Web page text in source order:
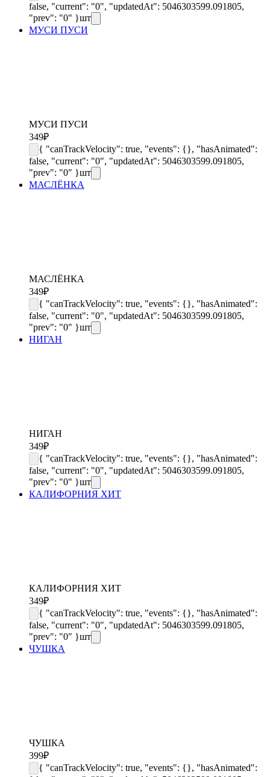
false, "current": "0", "updatedAt": 5046303599.091805,
"prev": "0" }шт
МУСИ ПУСИ
МУСИ ПУСИ
349₽
{ "canTrackVelocity": true, "events": {}, "hasAnimated":
false, "current": "0", "updatedAt": 5046303599.091805,
"prev": "0" }шт
МАСЛЁНКА
МАСЛЁНКА
349₽
{ "canTrackVelocity": true, "events": {}, "hasAnimated":
false, "current": "0", "updatedAt": 5046303599.091805,
"prev": "0" }шт
НИГАН
НИГАН
349₽
{ "canTrackVelocity": true, "events": {}, "hasAnimated":
false, "current": "0", "updatedAt": 5046303599.091805,
"prev": "0" }шт
КАЛИФОРНИЯ ХИТ
КАЛИФОРНИЯ ХИТ
349₽
{ "canTrackVelocity": true, "events": {}, "hasAnimated":
false, "current": "0", "updatedAt": 5046303599.091805,
"prev": "0" }шт
ЧУШКА
ЧУШКА
399₽
{ "canTrackVelocity": true, "events": {}, "hasAnimated":